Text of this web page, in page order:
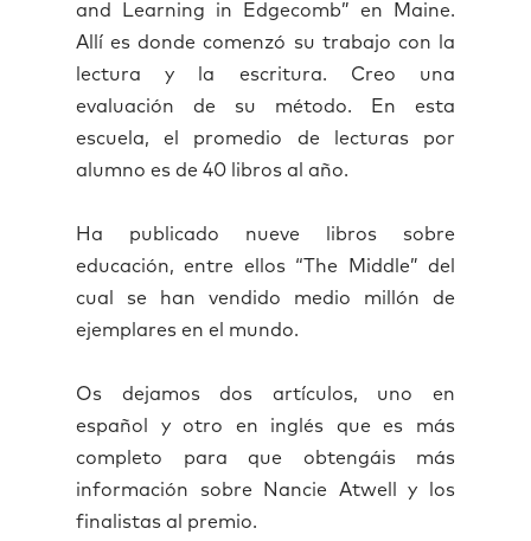
and Learning in Edgecomb” en Maine.
Allí es donde comenzó su trabajo con la
lectura y la escritura. Creo una
evaluación de su método. En esta
escuela, el promedio de lecturas por
alumno es de 40 libros al año.
Ha publicado nueve libros sobre
educación, entre ellos “The Middle” del
cual se han vendido medio millón de
ejemplares en el mundo.
Os dejamos dos artículos, uno en
español y otro en inglés que es más
completo para que obtengáis más
información sobre Nancie Atwell y los
finalistas al premio.